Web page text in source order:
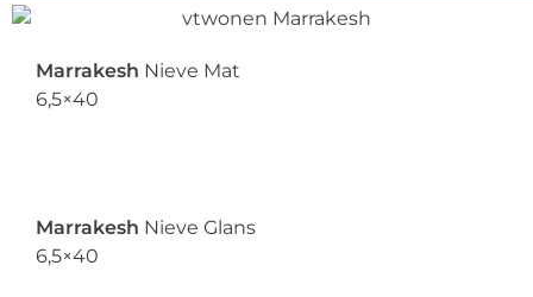
Marrakesh Nieve Mat
6,5×40
Marrakesh Nieve Glans
6,5×40